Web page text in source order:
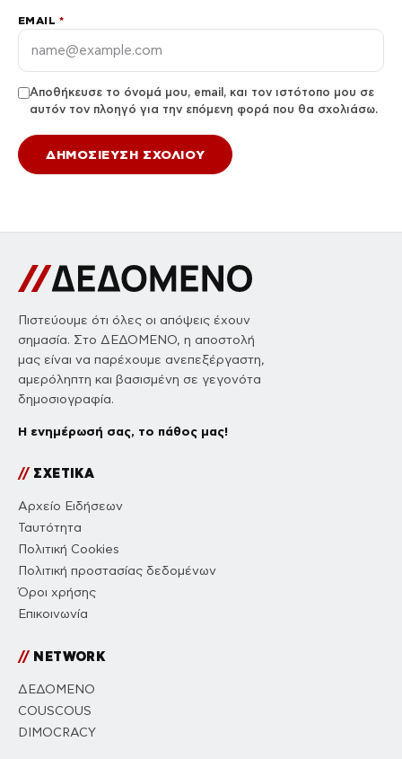
EMAIL *
Αποθήκευσε το όνομά μου, email, και τον ιστότοπο μου σε
αυτόν τον πλοηγό για την επόμενη φορά που θα σχολιάσω.
Πιστεύουμε ότι όλες οι απόψεις έχουν
σημασία. Στο ΔΕΔΟΜΕΝΟ, η αποστολή
μας είναι να παρέχουμε ανεπεξέργαστη,
αμερόληπτη και βασισμένη σε γεγονότα
δημοσιογραφία.
Η ενημέρωσή σας, το πάθος μας!
//ΣΧΕΤΙΚΑ
Αρχείο Ειδήσεων
Ταυτότητα
Πολιτική Cookies
Πολιτική προστασίας δεδομένων
Όροι χρήσης
Επικοινωνία
//NETWORK
ΔΕΔΟΜΕΝΟ
COUSCOUS
DIMOCRACY